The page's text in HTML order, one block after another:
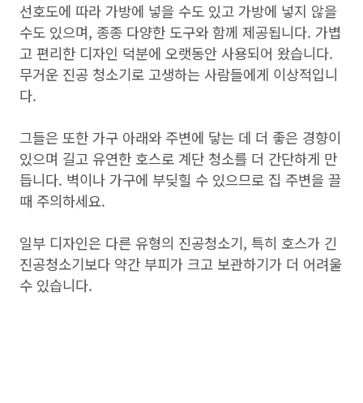
선호도에 따라 가방에 넣을 수도 있고 가방에 넣지 않을
수도 있으며, 종종 다양한 도구와 함께 제공됩니다. 가볍
고 편리한 디자인 덕분에 오랫동안 사용되어 왔습니다.
무거운 진공 청소기로 고생하는 사람들에게 이상적입니
다.
그들은 또한 가구 아래와 주변에 닿는 데 더 좋은 경향이
있으며 길고 유연한 호스로 계단 청소를 더 간단하게 만
듭니다. 벽이나 가구에 부딪힐 수 있으므로 집 주변을 끌
때 주의하세요.
일부 디자인은 다른 유형의 진공청소기, 특히 호스가 긴
진공청소기보다 약간 부피가 크고 보관하기가 더 어려울
수 있습니다.